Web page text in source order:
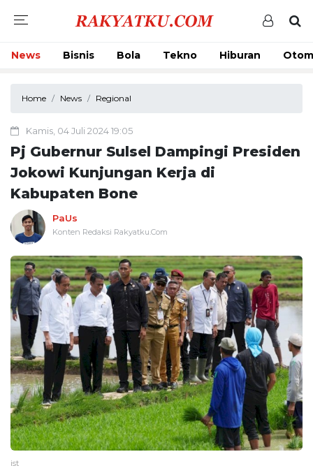
News Bisnis Bola Tekno Hiburan
Home News Regional
Kamis, 04 Juli 2024 19:05
Pj Gubernur Sulsel Dampingi Presiden
Jokowi Kunjungan Kerja di
Kabupaten Bone
PaUs
Konten Redaksi Rakyatku.Com
ist